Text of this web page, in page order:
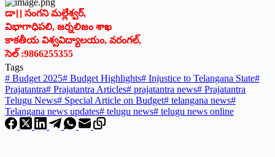
డా।। సంగని మల్లేశ్వర్‌,
‌విభాగాధిపలి, జర్నలిజం శాఖ
కాకతీయ విశ్వవిద్యాలయం, వరంగల్‌,
‌సెల్‌ :9866255355
Tags
# Budget 2025# Budget‌ Highlights# Injustice to Telangana State#
Prajatantra# Prajatantra Articles# prajatantra news# Prajatantra
Telugu News# Special Article on Budget# telangana news#
Telangana news updates# telugu news# telugu news online